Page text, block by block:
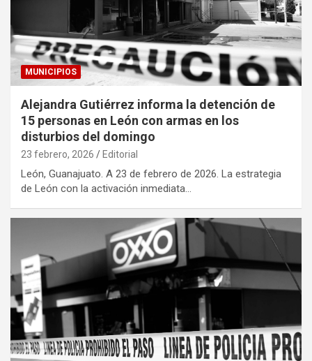
MUNICIPIOS
Alejandra Gutiérrez informa la detención de
15 personas en León con armas en los
disturbios del domingo
23 febrero, 2026 Editorial
León, Guanajuato. A 23 de febrero de 2026. La estrategia
de León con la activación inmediata…